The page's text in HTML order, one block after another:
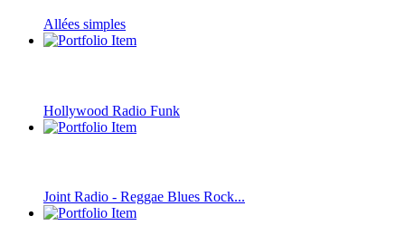
Allées simples
Hollywood Radio Funk
Joint Radio - Reggae Blues Rock...